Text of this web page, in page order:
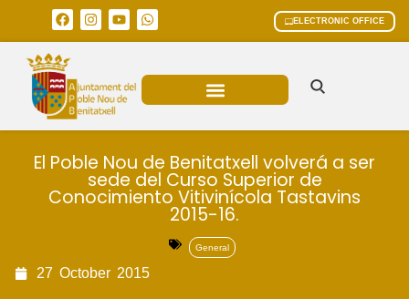
ELECTRONIC OFFICE
El Poble Nou de Benitatxell volverá a ser
sede del Curso Superior de
Conocimiento Vitivinícola Tastavins
2015-16.
General
27 October 2015